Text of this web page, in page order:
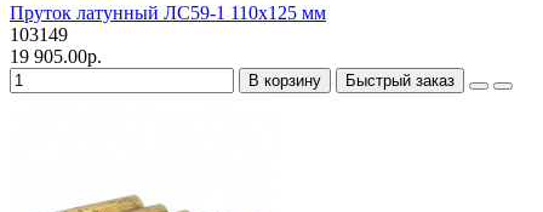
Пруток латунный ЛС59-1 110х125 мм
103149
19 905.00р.
В корзину Быстрый заказ